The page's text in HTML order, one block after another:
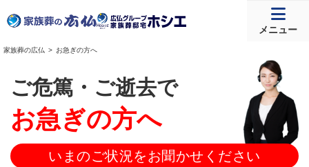
メニュー
家族葬の広仏 お急ぎの方へ
ご危篤・ご逝去で
お急ぎの方へ
いまのご状況をお聞かせください